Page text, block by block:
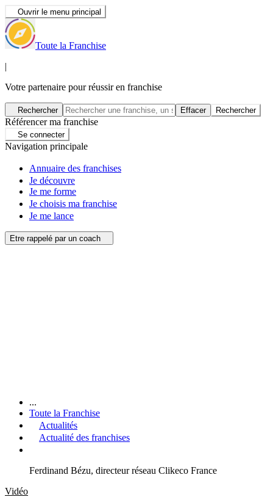
Ouvrir le menu principal
Toute la Franchise
|
Votre partenaire pour réussir en franchise
Rechercher Effacer Rechercher
Référencer ma franchise
Se connecter
Navigation principale
Annuaire des franchises
Je découvre
Je me forme
Je choisis ma franchise
Je me lance
Etre rappelé par un coach
...
Toute la Franchise
Actualités
Actualité des franchises
Ferdinand Bézu, directeur réseau Clikeco France
Vidéo